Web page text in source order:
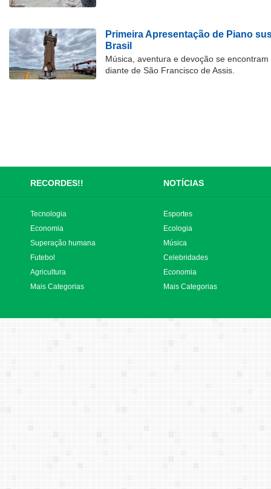
Primeira Apresentação de Piano
Brasil
Música, aventura e devoção se
diante de São Francisco de Assis.
RECORDES!! NOTÍCIAS
Tecnologia
Economia
Superação humana
Futebol
Agricultura
Mais Categorias
Esportes
Ecologia
Música
Celebridades
Economia
Mais Categorias